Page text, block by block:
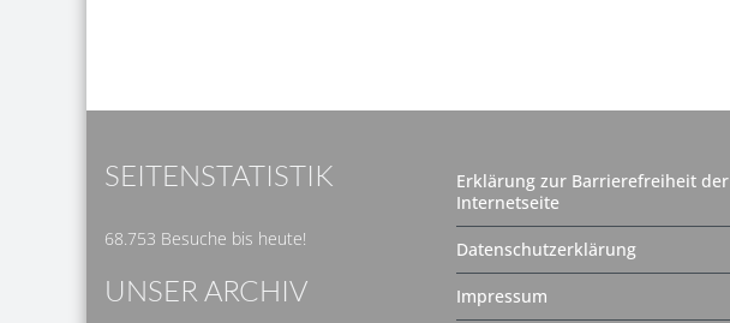
SEITENSTATISTIK
68.753 Besuche bis heute!
UNSER ARCHIV
Erklärung zur Barrierefreiheit der
Internetseite
Datenschutzerklärung
Impressum